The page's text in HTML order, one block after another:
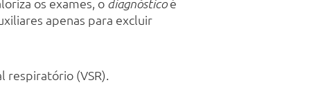
os exames, o diagnósticoé
apenas para excluir
respiratório (VSR).